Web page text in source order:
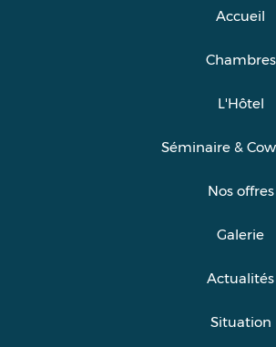
Accueil
Chambres
L'Hôtel
Séminaire &
Nos offres
Galerie
Actualités
Situation